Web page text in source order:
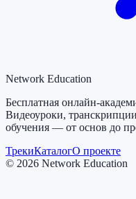
Network Education
Бесплатная онлайн-
Видеоуроки,
обучения — от основ до
ТрекиКаталогО проекте
© 2026 Network Education